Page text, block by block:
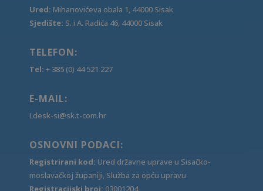
Ured: Mihanovićeva obala 1, 44000 Sisak
Sjedište: S. i A. Radića 46, 44000 Sisak
TELEFON:
Tel: + 385 (0) 44 521 227
E-MAIL:
Ldesk-si@sk.t-com.hr
OSNOVNI PODACI:
Registrirani kod: Ured državne uprave u Sisačko-
moslavačkoj županiji, Služba za opću upravu